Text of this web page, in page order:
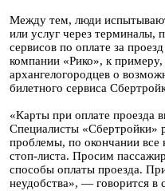
Между тем, люди
или услуг через терминалы,
сервисов по оплате за
компании «Рико», к
архангелогородцев о
билетного сервиса
«Карты при оплате проезда
Специалисты «Сбертройки»
проблемы, по окончании все
стоп-листа. Просим
способы оплаты проезда.
неудобства», — говорится в